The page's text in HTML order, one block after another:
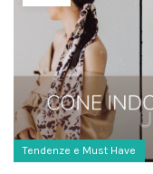
Tendenze e Must Have